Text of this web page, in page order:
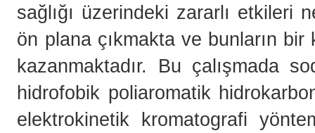
sağlığı üzerindeki zararlı etkileri
ön plana çıkmakta ve bunların bir
kazanmaktadır. Bu çalışmada
hidrofobik poliaromatik
elektrokinetik kromatografi